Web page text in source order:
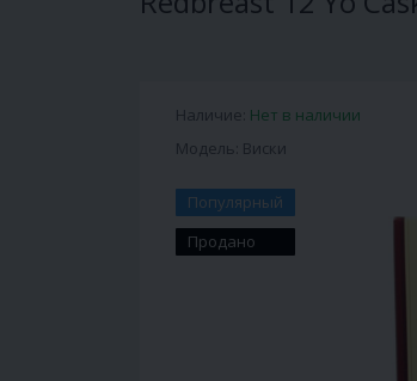
Наличие: Нет в наличии
Модель: Виски
Популярный
Продано